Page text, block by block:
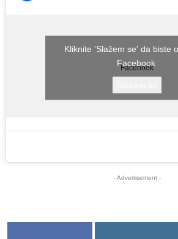
Facebook
Kliknite 'Slažem se' da biste
Facebook
- Advertisement -